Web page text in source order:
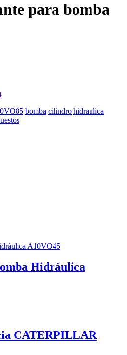
para bomba
bomba cilindro hidraulica
Hidráulica
CATERPILLAR